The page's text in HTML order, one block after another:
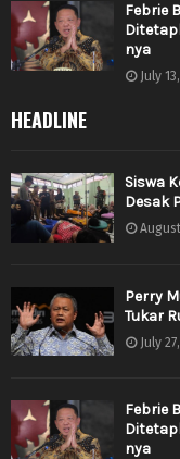
Febrie
nya
July
HEADLINE
Siswa
Desak
Perry
Tukar
July
Febrie
nya